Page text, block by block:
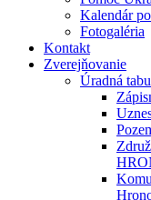
Kalendár
Fotogaléria
Kontakt
Zverejňovanie
Úradná